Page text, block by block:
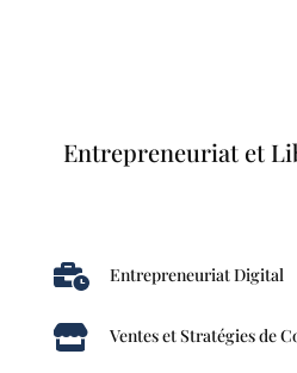
Entrepreneuriat et
 Entrepreneuriat Digital
 Ventes et Stratégies de